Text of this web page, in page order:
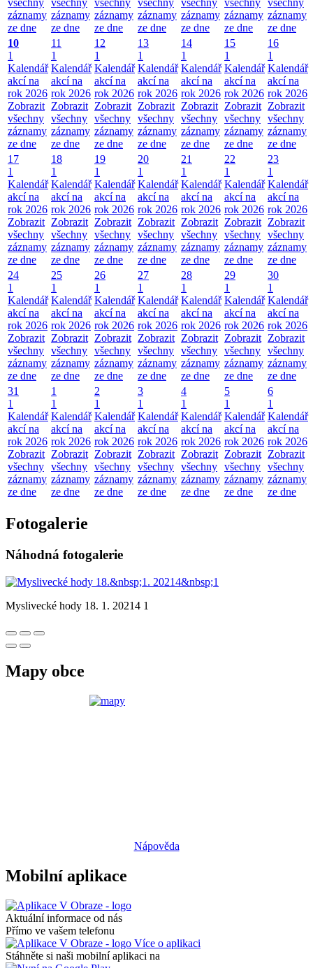
všechny
záznamy
ze dne
všechny
záznamy
ze dne
všechny
záznamy
ze dne
všechny
záznamy
ze dne
všechny
záznamy
ze dne
všechny
záznamy
ze dne
všechny
záznamy
ze dne
10
1
Kalendář
akcí na
rok 2026
Zobrazit
všechny
záznamy
ze dne
11
1
Kalendář
akcí na
rok 2026
Zobrazit
všechny
záznamy
ze dne
12
1
Kalendář
akcí na
rok 2026
Zobrazit
všechny
záznamy
ze dne
13
1
Kalendář
akcí na
rok 2026
Zobrazit
všechny
záznamy
ze dne
14
1
Kalendář
akcí na
rok 2026
Zobrazit
všechny
záznamy
ze dne
15
1
Kalendář
akcí na
rok 2026
Zobrazit
všechny
záznamy
ze dne
16
1
Kalendář
akcí na
rok 2026
Zobrazit
všechny
záznamy
ze dne
17
1
Kalendář
akcí na
rok 2026
Zobrazit
všechny
záznamy
ze dne
18
1
Kalendář
akcí na
rok 2026
Zobrazit
všechny
záznamy
ze dne
19
1
Kalendář
akcí na
rok 2026
Zobrazit
všechny
záznamy
ze dne
20
1
Kalendář
akcí na
rok 2026
Zobrazit
všechny
záznamy
ze dne
21
1
Kalendář
akcí na
rok 2026
Zobrazit
všechny
záznamy
ze dne
22
1
Kalendář
akcí na
rok 2026
Zobrazit
všechny
záznamy
ze dne
23
1
Kalendář
akcí na
rok 2026
Zobrazit
všechny
záznamy
ze dne
24
1
Kalendář
akcí na
rok 2026
Zobrazit
všechny
záznamy
ze dne
25
1
Kalendář
akcí na
rok 2026
Zobrazit
všechny
záznamy
ze dne
26
1
Kalendář
akcí na
rok 2026
Zobrazit
všechny
záznamy
ze dne
27
1
Kalendář
akcí na
rok 2026
Zobrazit
všechny
záznamy
ze dne
28
1
Kalendář
akcí na
rok 2026
Zobrazit
všechny
záznamy
ze dne
29
1
Kalendář
akcí na
rok 2026
Zobrazit
všechny
záznamy
ze dne
30
1
Kalendář
akcí na
rok 2026
Zobrazit
všechny
záznamy
ze dne
31
1
Kalendář
akcí na
rok 2026
Zobrazit
všechny
záznamy
ze dne
1
1
Kalendář
akcí na
rok 2026
Zobrazit
všechny
záznamy
ze dne
2
1
Kalendář
akcí na
rok 2026
Zobrazit
všechny
záznamy
ze dne
3
1
Kalendář
akcí na
rok 2026
Zobrazit
všechny
záznamy
ze dne
4
1
Kalendář
akcí na
rok 2026
Zobrazit
všechny
záznamy
ze dne
5
1
Kalendář
akcí na
rok 2026
Zobrazit
všechny
záznamy
ze dne
6
1
Kalendář
akcí na
rok 2026
Zobrazit
všechny
záznamy
ze dne
Fotogalerie
Náhodná fotogalerie
Myslivecké hody 18. 1. 20214 1
Mapy obce
Nápověda
Mobilní aplikace
Aktuální informace od nás
Přímo ve vašem telefonu
Více o aplikaci
Stáhněte si naši mobilní aplikaci na